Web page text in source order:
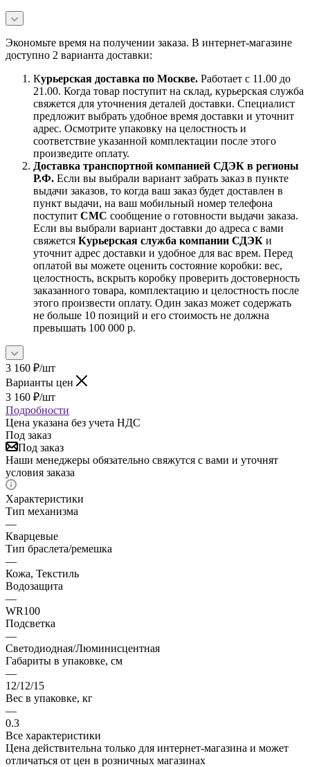
Экономьте время на получении заказа. В интернет-магазине
доступно 2 варианта доставки:
Курьерская доставка по Москве. Работает с 11.00 до
21.00. Когда товар поступит на склад, курьерская служба
свяжется для уточнения деталей доставки. Специалист
предложит выбрать удобное время доставки и уточнит
адрес. Осмотрите упаковку на целостность и
соответствие указанной комплектации после этого
произведите оплату.
Доставка транспортной компанией СДЭК в регионы
Р.Ф. Если вы выбрали вариант забрать заказ в пункте
выдачи заказов, то когда ваш заказ будет доставлен в
пункт выдачи, на ваш мобильный номер телефона
поступит СМС сообщение о готовности выдачи заказа.
Если вы выбрали вариант доставки до адреса с вами
свяжется Курьерская служба компании СДЭК и
уточнит адрес доставки и удобное для вас врем. Перед
оплатой вы можете оценить состояние коробки: вес,
целостность, вскрыть коробку проверить достоверность
заказанного товара, комплектацию и целостность после
этого произвести оплату. Один заказ может содержать
не больше 10 позиций и его стоимость не должна
превышать 100 000 р.
3 160 ₽/шт
Варианты цен
3 160 ₽/шт
Подробности
Цена указана без учета НДС
Под заказ
Под заказ
Наши менеджеры обязательно свяжутся с вами и уточнят
условия заказа
Характеристики
Тип механизма
—
Кварцевые
Тип браслета/ремешка
—
Кожа, Текстиль
Водозащита
—
WR100
Подсветка
—
Светодиодная/Люминисцентная
Габариты в упаковке, см
—
12/12/15
Вес в упаковке, кг
—
0.3
Все характеристики
Цена действительна только для интернет-магазина и может
отличаться от цен в розничных магазинах